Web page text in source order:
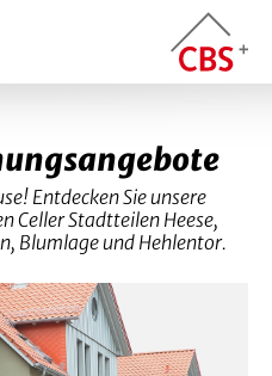
Entdecken Sie unsere
Celler Stadtteilen Heese,
Blumlage und Hehlentor.